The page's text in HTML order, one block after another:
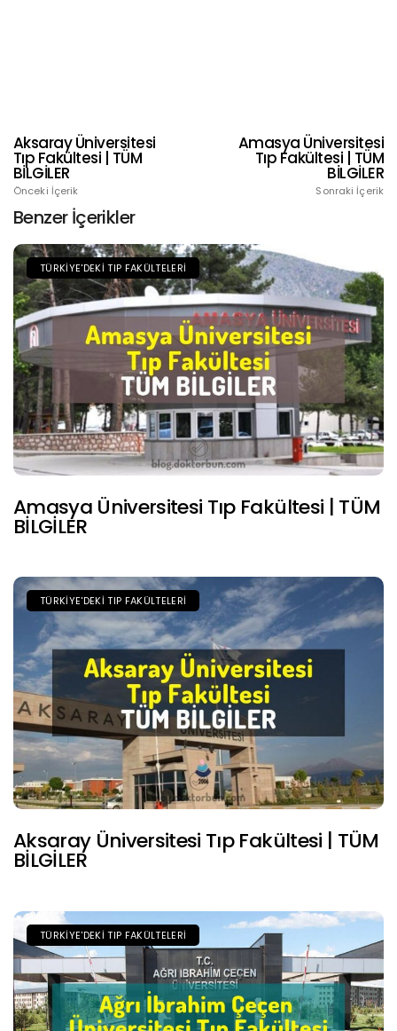
Aksaray Üniversitesi
Tıp Fakültesi | TÜM
BİLGİLER
Önceki İçerik
Amasya Üniversitesi
Tıp Fakültesi | TÜM
BİLGİLER
Sonraki İçerik
Benzer İçerikler
TÜRKIYE'DEKI TIP FAKÜLTELERI
Amasya Üniversitesi Tıp Fakültesi | TÜM
BİLGİLER
TÜRKIYE'DEKI TIP FAKÜLTELERI
Aksaray Üniversitesi Tıp Fakültesi | TÜM
BİLGİLER
TÜRKIYE'DEKI TIP FAKÜLTELERI